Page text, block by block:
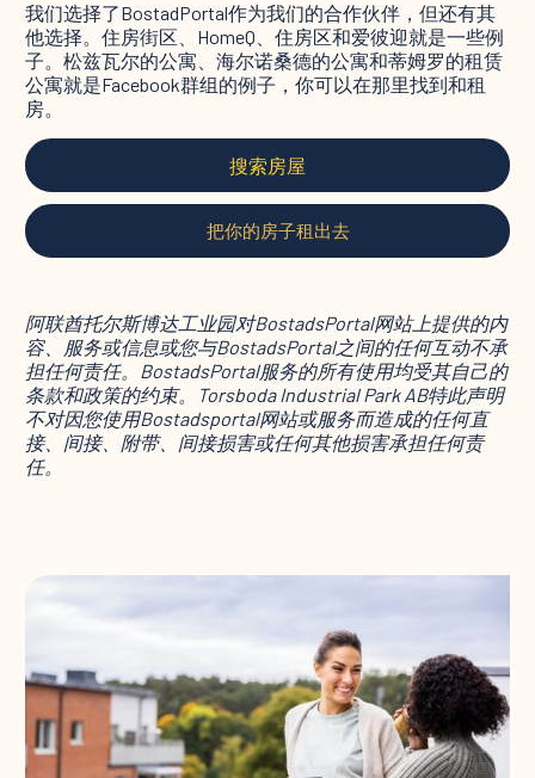
我们选择了BostadPortal作为我们的合作伙伴，但还有其
他选择。住房街区、HomeQ、住房区和爱彼迎就是一些例
子。松兹瓦尔的公寓、海尔诺桑德的公寓和蒂姆罗的租赁
公寓就是Facebook群组的例子，你可以在那里找到和租
房。
搜索房屋
把你的房子租出去
阿联酋托尔斯博达工业园对BostadsPortal网站上提供的内
容、服务或信息或您与BostadsPortal之间的任何互动不承
担任何责任。BostadsPortal服务的所有使用均受其自己的
条款和政策的约束。Torsboda Industrial Park AB特此声明
不对因您使用Bostadsportal网站或服务而造成的任何直
接、间接、附带、间接损害或任何其他损害承担任何责
任。